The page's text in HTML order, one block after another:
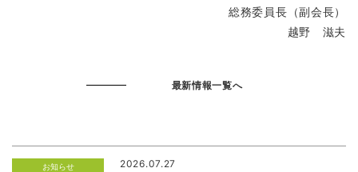
総務委員長（副会長）
越野 滋夫
最新情報一覧へ
お知らせ 2026.07.27